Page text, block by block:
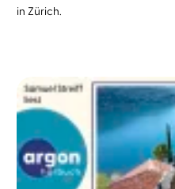
in Zürich.